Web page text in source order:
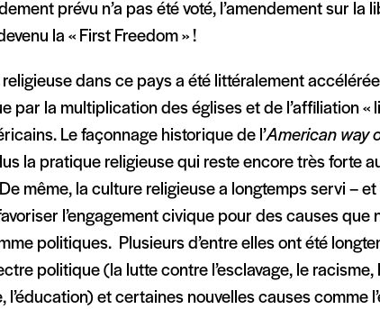
prévu n’a pas été voté, l’amendement sur la
la « First Freedom » !
dans ce pays a été littéralement
par la multiplication des églises et de l’affiliation «
Le façonnage historique de l’American way
la pratique religieuse qui reste encore très forte
même, la culture religieuse a longtemps servi –
l’engagement civique pour des causes que
politiques. Plusieurs d’entre elles ont été
politique (la lutte contre l’esclavage, le racisme,
l’éducation) et certaines nouvelles causes comme